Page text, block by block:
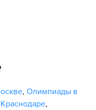
, Олимпиады в
,